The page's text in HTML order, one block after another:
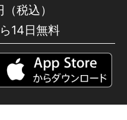
場版アイカツスターズ！
税込）
14日無料